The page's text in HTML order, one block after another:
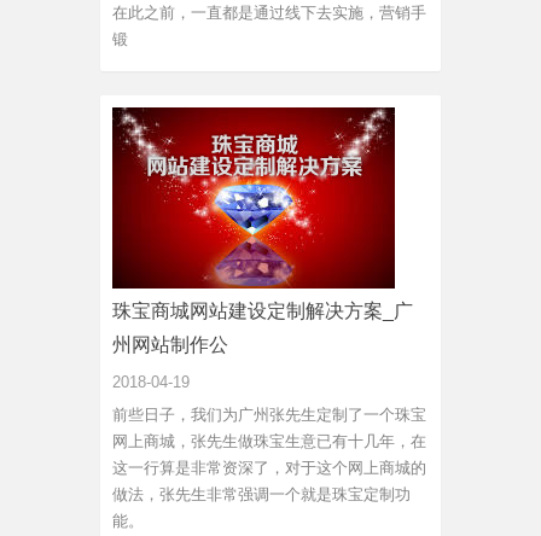
在此之前，一直都是通过线下去实施，营销手
锻
珠宝商城网站建设定制解决方案_广
州网站制作公
2018-04-19
前些日子，我们为广州张先生定制了一个珠宝
网上商城，张先生做珠宝生意已有十几年，在
这一行算是非常资深了，对于这个网上商城的
做法，张先生非常强调一个就是珠宝定制功
能。